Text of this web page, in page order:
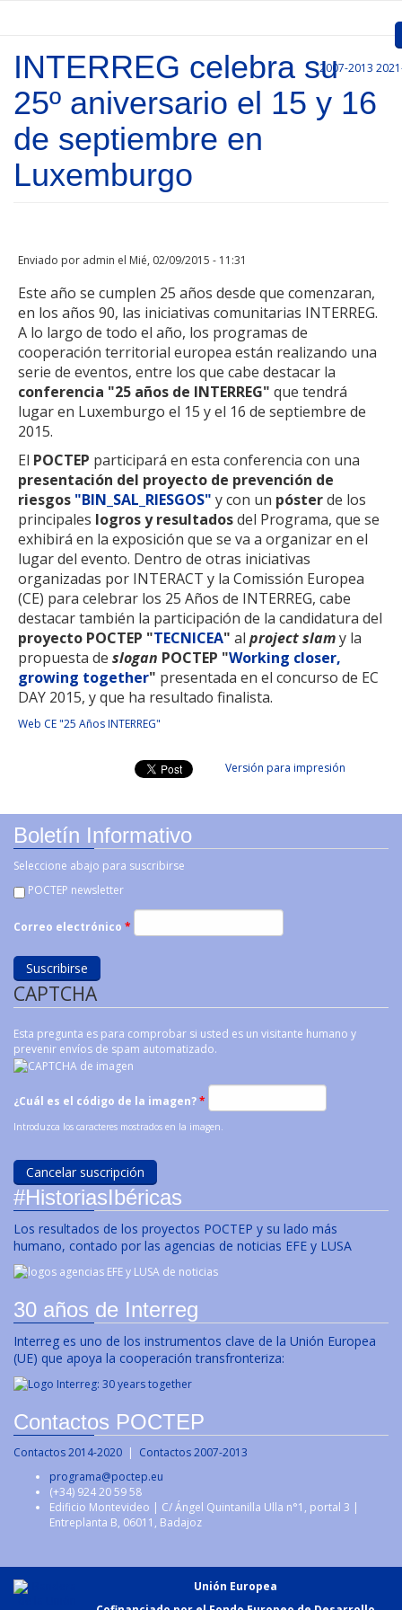
Inicio
Presentación
Convocatorias
Documentos
Gestión de Proyectos
Enlaces
2007-2013
INTERREG celebra su
25º aniversario el 15 y 16
de septiembre en
Luxemburgo
Enviado por admin el Mié, 02/09/2015 - 11:31
Este año se cumplen 25 años desde que comenzaran,
en los años 90, las iniciativas comunitarias INTERREG.
A lo largo de todo el año, los programas de
cooperación territorial europea están realizando una
serie de eventos, entre los que cabe destacar la
conferencia "25 años de INTERREG" que tendrá
lugar en Luxemburgo el 15 y el 16 de septiembre de
2015.
El POCTEP participará en esta conferencia con una
presentación del proyecto de prevención de
riesgos "BIN_SAL_RIESGOS" y con un pósterde los
principales logros y resultadosdel Programa, que se
exhibirá en la exposición que se va a organizar en el
lugar del evento. Dentro de otras iniciativas
organizadas por INTERACT y la Comissión Europea
(CE) para celebrar los 25 Años de INTERREG, cabe
destacar también la participación de la candidatura del
proyecto POCTEP "TECNICEA" al project slamy la
propuesta de slogan POCTEP "Working closer,
growing together" presentada en el concurso de EC
DAY 2015, y que ha resultado finalista.
Web CE "25 Años INTERREG"
Versión para impresión
Boletín Informativo
Seleccione abajo para suscribirse
POCTEP newsletter
Correo electrónico *
CAPTCHA
Esta pregunta es para comprobar si usted es un visitante humano y
prevenir envíos de spam automatizado.
¿Cuál es el código de la imagen?*
Introduzca los caracteres mostrados en la imagen.
#HistoriasIbéricas
Los resultados de los proyectos POCTEP y su lado más
humano, contado por las agencias de noticias EFE y LUSA
30 años de Interreg
Interreg es uno de los instrumentos clave de la Unión Europea
(UE) que apoya la cooperación transfronteriza:
Contactos POCTEP
Contactos 2014-2020 | Contactos 2007-2013
programa@poctep.eu
(+34) 924 20 59 58
Edificio Montevideo | C/ Ángel Quintanilla Ulla n°1, portal 3 |
Entreplanta B, 06011, Badajoz
Unión Europea